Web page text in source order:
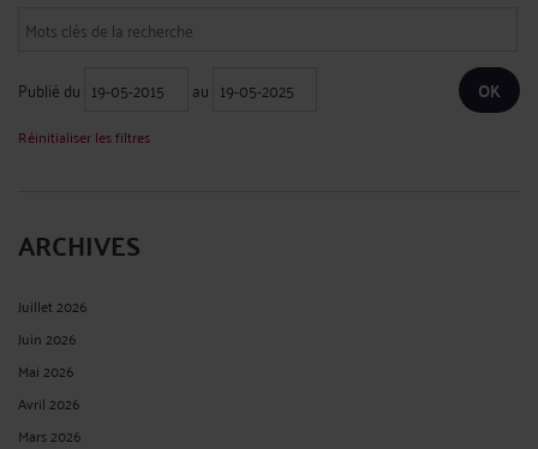
Publié du au
Réinitialiser les filtres
ARCHIVES
Juillet 2026
Juin 2026
Mai 2026
Avril 2026
Mars 2026